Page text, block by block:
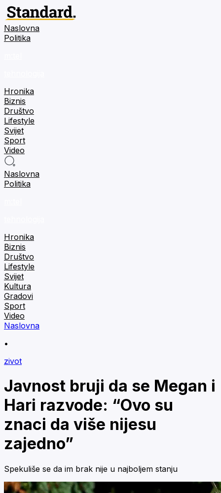
Naslovna
Politika
Hronika
Biznis
Društvo
Lifestyle
Svijet
Sport
Video
Naslovna
Politika
Hronika
Biznis
Društvo
Lifestyle
Svijet
Kultura
Gradovi
Sport
Video
Naslovna
•
zivot
Javnost bruji da se Megan i
Hari razvode: “Ovo su
znaci da više nijesu
zajedno”
Spekuliše se da im brak nije u najboljem stanju